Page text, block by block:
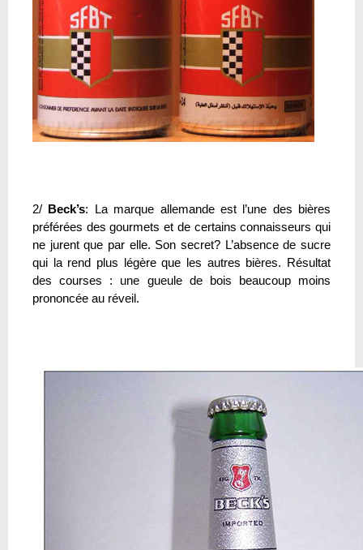
2/ Beck’s: La marque allemande est l’une des bières
préférées des gourmets et de certains connaisseurs qui
ne jurent que par elle. Son secret? L’absence de sucre
qui la rend plus légère que les autres bières. Résultat
des courses : une gueule de bois beaucoup moins
prononcée au réveil.